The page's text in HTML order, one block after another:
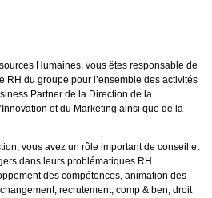
Humaines, vous êtes responsable de
RH du groupe pour l’ensemble des activités
Partner de la Direction de la
et du Marketing ainsi que de la
vous avez un rôle important de conseil et
dans leurs problématiques RH
des compétences, animation des
recrutement, comp & ben, droit